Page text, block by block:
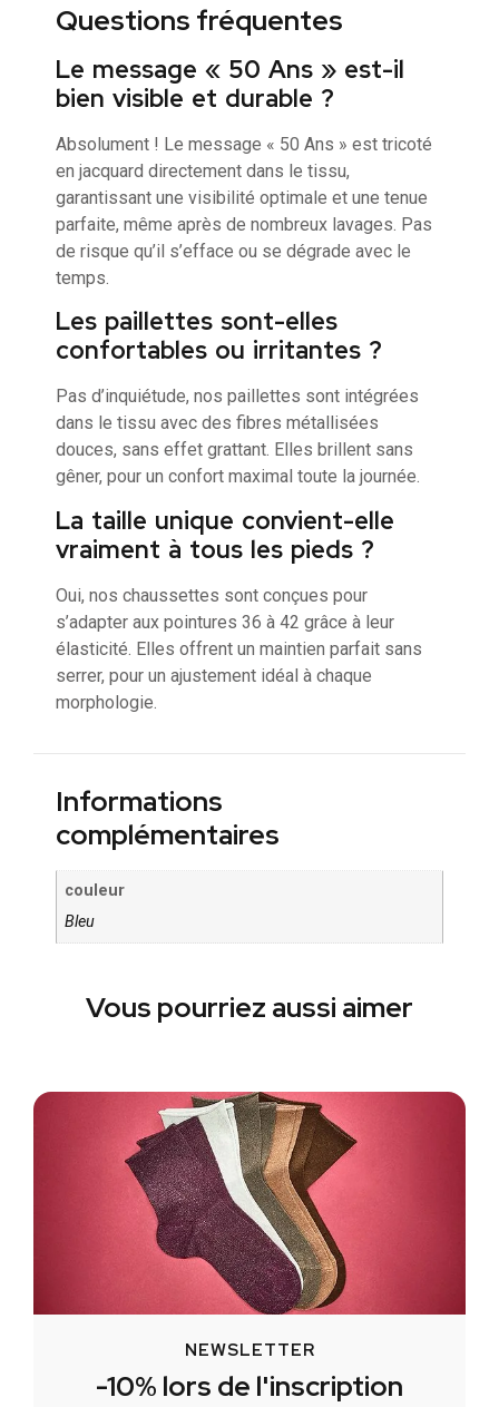
Questions fréquentes
Le message « 50 Ans » est-il
bien visible et durable ?
Absolument ! Le message « 50 Ans » est tricoté
en jacquard directement dans le tissu,
garantissant une visibilité optimale et une tenue
parfaite, même après de nombreux lavages. Pas
de risque qu’il s’efface ou se dégrade avec le
temps.
Les paillettes sont-elles
confortables ou irritantes ?
Pas d’inquiétude, nos paillettes sont intégrées
dans le tissu avec des fibres métallisées
douces, sans effet grattant. Elles brillent sans
gêner, pour un confort maximal toute la journée.
La taille unique convient-elle
vraiment à tous les pieds ?
Oui, nos chaussettes sont conçues pour
s’adapter aux pointures 36 à 42 grâce à leur
élasticité. Elles offrent un maintien parfait sans
serrer, pour un ajustement idéal à chaque
morphologie.
Informations
complémentaires
couleur
Bleu
Vous pourriez aussi aimer
NEWSLETTER
-10% lors de l'inscription